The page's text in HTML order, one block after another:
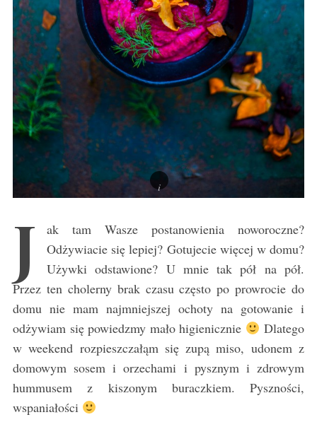
J
ak tam Wasze postanowienia noworoczne?
Odżywiacie się lepiej? Gotujecie więcej w domu?
Używki odstawione? U mnie tak pół na pół.
Przez ten cholerny brak czasu często po prowrocie do
domu nie mam najmniejszej ochoty na gotowanie i
odżywiam się powiedzmy mało higienicznie
Dlatego
w weekend rozpieszczałąm się zupą miso, udonem z
domowym sosem i orzechami i pysznym i zdrowym
hummusem z kiszonym buraczkiem. Pyszności,
wspaniałości